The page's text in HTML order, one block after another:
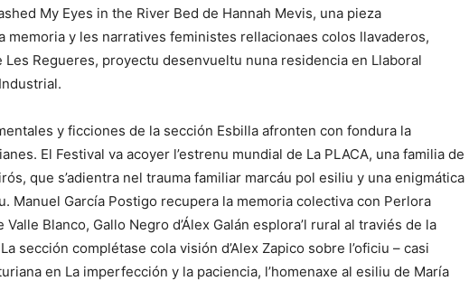
My Eyes in the River Bed de Hannah Mevis, una pieza
memoria y les narratives feministes rellacionaes colos llavaderos,
Regueres, proyectu desenvueltu nuna residencia en Llaboral
y ficciones de la sección Esbilla afronten con fondura la
El Festival va acoyer l’estrenu mundial de La PLACA, una familia de
que s’adientra nel trauma familiar marcáu pol esiliu y una enigmática
Manuel García Postigo recupera la memoria colectiva con Perlora
Blanco, Gallo Negro d’Álex Galán esplora’l rural al traviés de la
sección complétase cola visión d’Alex Zapico sobre l’oficiu – casi
en La imperfección y la paciencia, l’homenaxe al esiliu de María